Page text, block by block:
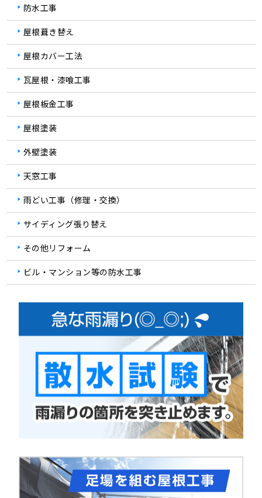
防水工事
屋根葺き替え
屋根カバー工法
瓦屋根・漆喰工事
屋根板金工事
屋根塗装
外壁塗装
天窓工事
雨どい工事（修理・交換）
サイディング張り替え
その他リフォーム
ビル・マンション等の防水工事